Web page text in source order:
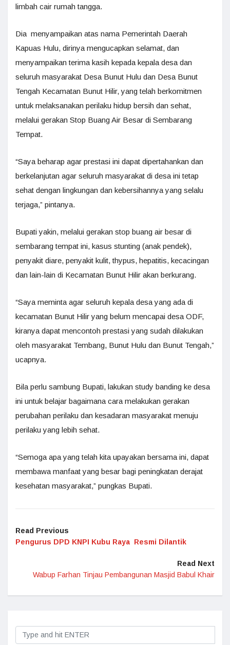
limbah cair rumah tangga.
Dia menyampaikan atas nama Pemerintah Daerah
Kapuas Hulu, dirinya mengucapkan selamat, dan
menyampaikan terima kasih kepada kepala desa dan
seluruh masyarakat Desa Bunut Hulu dan Desa Bunut
Tengah Kecamatan Bunut Hilir, yang telah berkomitmen
untuk melaksanakan perilaku hidup bersih dan sehat,
melalui gerakan Stop Buang Air Besar di Sembarang
Tempat.
“Saya beharap agar prestasi ini dapat dipertahankan dan
berkelanjutan agar seluruh masyarakat di desa ini tetap
sehat dengan lingkungan dan kebersihannya yang selalu
terjaga,” pintanya.
Bupati yakin, melalui gerakan stop buang air besar di
sembarang tempat ini, kasus stunting (anak pendek),
penyakit diare, penyakit kulit, thypus, hepatitis, kecacingan
dan lain-lain di Kecamatan Bunut Hilir akan berkurang.
“Saya meminta agar seluruh kepala desa yang ada di
kecamatan Bunut Hilir yang belum mencapai desa ODF,
kiranya dapat mencontoh prestasi yang sudah dilakukan
oleh masyarakat Tembang, Bunut Hulu dan Bunut Tengah,”
ucapnya.
Bila perlu sambung Bupati, lakukan study banding ke desa
ini untuk belajar bagaimana cara melakukan gerakan
perubahan perilaku dan kesadaran masyarakat menuju
perilaku yang lebih sehat.
“Semoga apa yang telah kita upayakan bersama ini, dapat
membawa manfaat yang besar bagi peningkatan derajat
kesehatan masyarakat,” pungkas Bupati.
Read Previous
Pengurus DPD KNPI Kubu Raya Resmi Dilantik
Read Next
Wabup Farhan Tinjau Pembangunan Masjid Babul Khair